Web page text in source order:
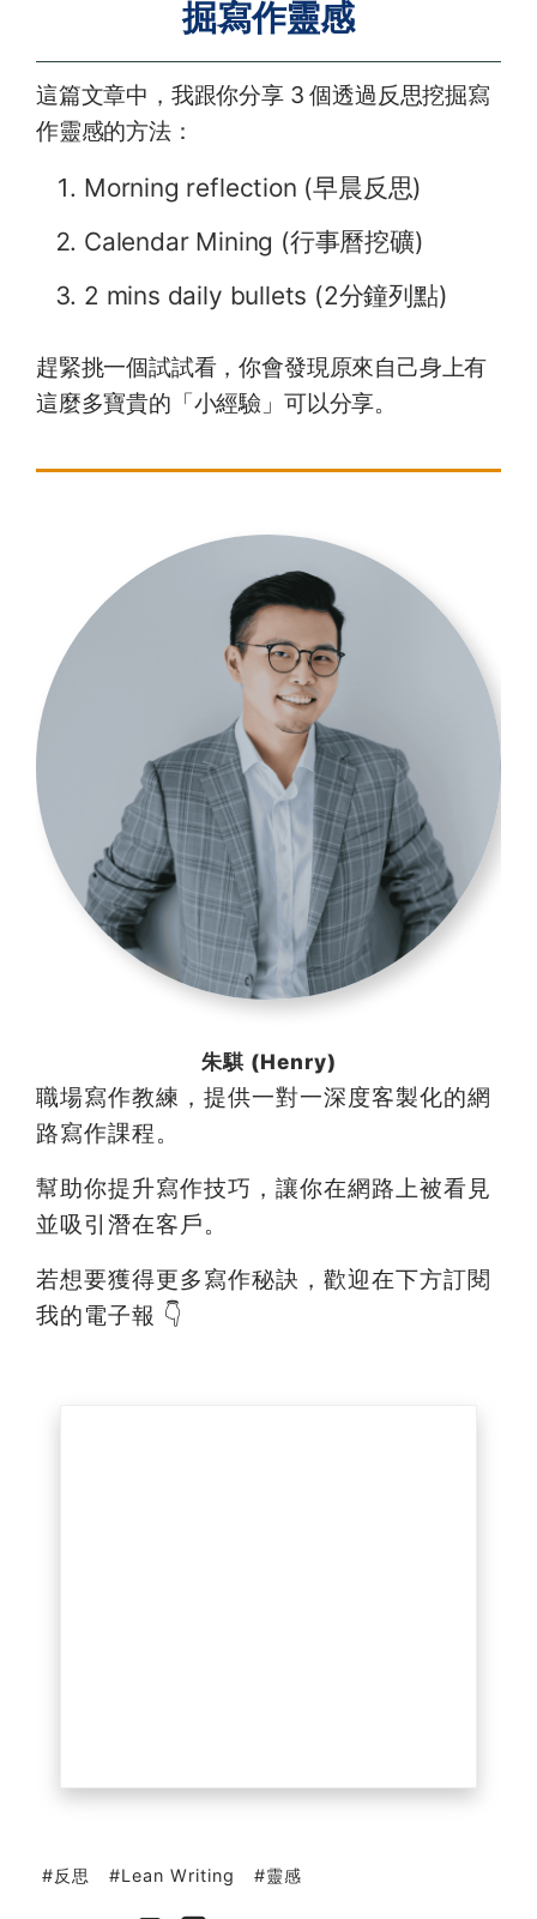
掘寫作靈感
這篇文章中，我跟你分享 3 個透過反思挖掘寫
作靈感的方法：
Morning reflection (早晨反思)
Calendar Mining (行事曆挖礦)
2 mins daily bullets (2分鐘列點)
趕緊挑一個試試看，你會發現原來自己身上有
這麼多寶貴的「小經驗」可以分享。
朱騏 (Henry)
職場寫作教練，提供一對一深度客製化的網
路寫作課程。
幫助你提升寫作技巧，讓你在網路上被看見
並吸引潛在客戶。
若想要獲得更多寫作秘訣，歡迎在下方訂閱
我的電子報 👇
反思 Lean Writing 靈感